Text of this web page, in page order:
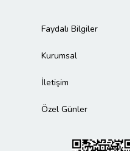
Faydalı Bilgiler
Kurumsal
İletişim
Özel Günler